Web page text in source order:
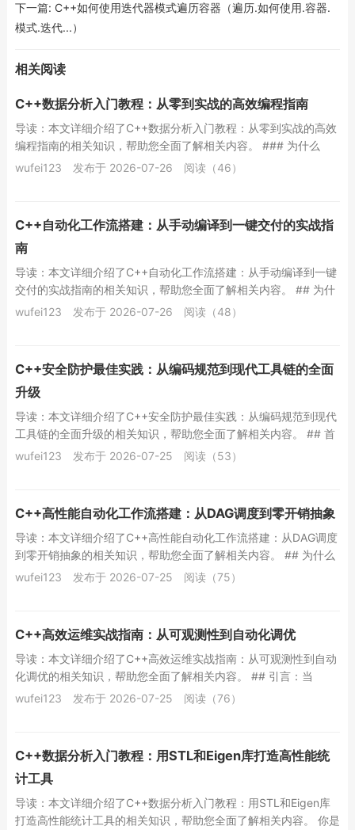
下一篇: C++如何使用迭代器模式遍历容器（遍历.如何使用.容器.
模式.迭代...）
相关阅读
C++数据分析入门教程：从零到实战的高效编程指南
导读：本文详细介绍了C++数据分析入门教程：从零到实战的高效
编程指南的相关知识，帮助您全面了解相关内容。 ### 为什么
C++适合数据分析？——性能与控制...
wufei123 发布于 2026-07-26 阅读（46）
C++自动化工作流搭建：从手动编译到一键交付的实战指
南
导读：本文详细介绍了C++自动化工作流搭建：从手动编译到一键
交付的实战指南的相关知识，帮助您全面了解相关内容。 ## 为什
么你的C++项目需要自动化工作流...
wufei123 发布于 2026-07-26 阅读（48）
C++安全防护最佳实践：从编码规范到现代工具链的全面
升级
导读：本文详细介绍了C++安全防护最佳实践：从编码规范到现代
工具链的全面升级的相关知识，帮助您全面了解相关内容。 ## 首
段：C++的“双刃剑”——性能与...
wufei123 发布于 2026-07-25 阅读（53）
C++高性能自动化工作流搭建：从DAG调度到零开销抽象
导读：本文详细介绍了C++高性能自动化工作流搭建：从DAG调度
到零开销抽象的相关知识，帮助您全面了解相关内容。 ## 为什么
C++是自动化工作流搭建的“隐...
wufei123 发布于 2026-07-25 阅读（75）
C++高效运维实战指南：从可观测性到自动化调优
导读：本文详细介绍了C++高效运维实战指南：从可观测性到自动
化调优的相关知识，帮助您全面了解相关内容。 ## 引言：当
C++遇上运维，痛点不止于编译 在...
wufei123 发布于 2026-07-25 阅读（76）
C++数据分析入门教程：用STL和Eigen库打造高性能统
计工具
导读：本文详细介绍了C++数据分析入门教程：用STL和Eigen库
打造高性能统计工具的相关知识，帮助您全面了解相关内容。 你是